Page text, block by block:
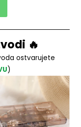
🔥
ostvarujete
)